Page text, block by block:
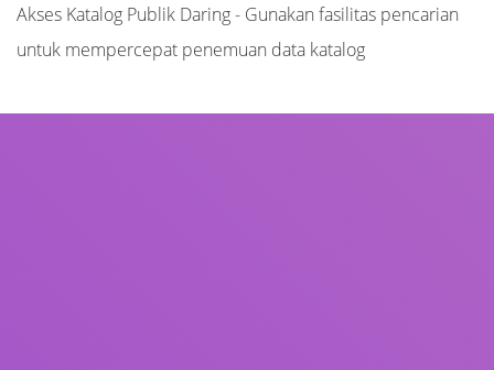
Akses Katalog Publik Daring - Gunakan fasilitas pencarian
untuk mempercepat penemuan data katalog